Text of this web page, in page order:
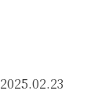
2025.02.23